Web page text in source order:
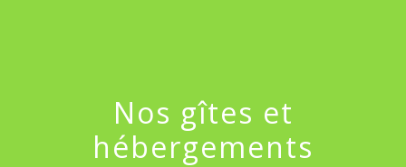
Nos gîtes et
hébergements